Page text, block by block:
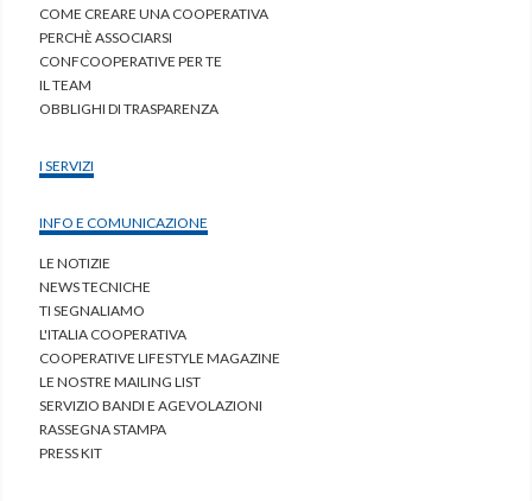
COME CREARE UNA COOPERATIVA
PERCHÈ ASSOCIARSI
CONFCOOPERATIVE PER TE
IL TEAM
OBBLIGHI DI TRASPARENZA
I SERVIZI
INFO E COMUNICAZIONE
LE NOTIZIE
NEWS TECNICHE
TI SEGNALIAMO
L'ITALIA COOPERATIVA
COOPERATIVE LIFESTYLE MAGAZINE
LE NOSTRE MAILING LIST
SERVIZIO BANDI E AGEVOLAZIONI
RASSEGNA STAMPA
PRESS KIT